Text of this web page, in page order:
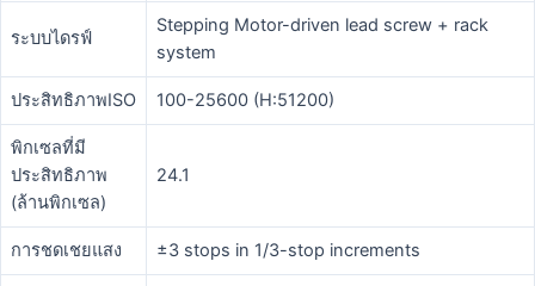
ระบบไดรฟ์
Stepping Motor-driven lead screw + rack
system
ประสิทธิภาพISO 100-25600 (H:51200)
พิกเซลที่มี
ประสิทธิภาพ
(ล้านพิกเซล)
24.1
การชดเชยแสง ±3 stops in 1/3-stop increments